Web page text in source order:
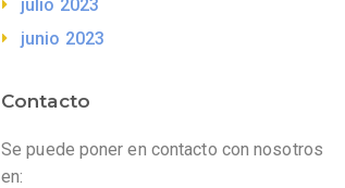
julio 2023
junio 2023
Contacto
Se puede poner en contacto con nosotros
en: